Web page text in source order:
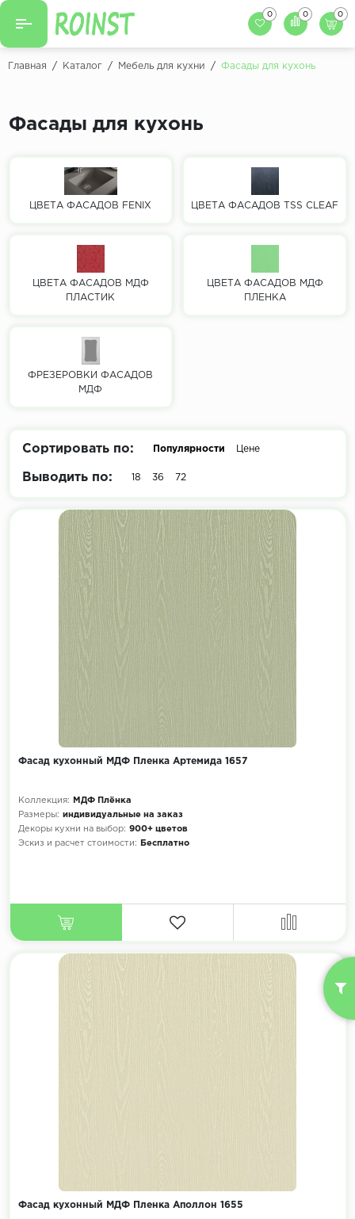
Назад Назад
Кухонный фартук
Декоры фасадов
Декоры столешниц
Декоры кухонных фартуков
0 0 0
Главная / Каталог / Мебель для кухни / Фасады для кухонь
Фасады для кухонь
ЦВЕТА ФАСАДОВ FENIX ЦВЕТА ФАСАДОВ TSS CLEAF
ЦВЕТА ФАСАДОВ МДФ
ПЛАСТИК
ЦВЕТА ФАСАДОВ МДФ
ПЛЕНКА
ФРЕЗЕРОВКИ ФАСАДОВ
МДФ
Сортировать по: Популярности Цене
Выводить по: 18 36 72
Фасад кухонный МДФ Пленка Артемида 1657
Коллекция:
МДФ Плёнка
Размеры: индивидуальные на заказ
Декоры кухни на выбор: 900+ цветов
Эскиз и расчет стоимости:
Бесплатно
Фасад кухонный МДФ Пленка Аполлон 1655